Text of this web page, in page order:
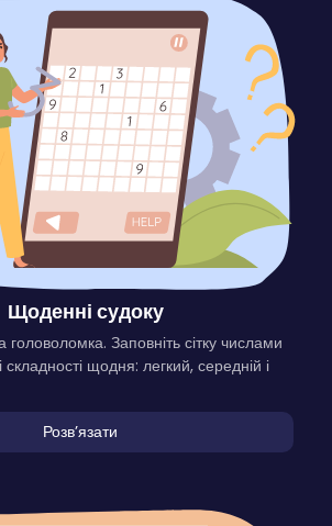
Щоденні судоку
Заповніть сітку числами
складності щодня: легкий, середній і
Розвʼязати